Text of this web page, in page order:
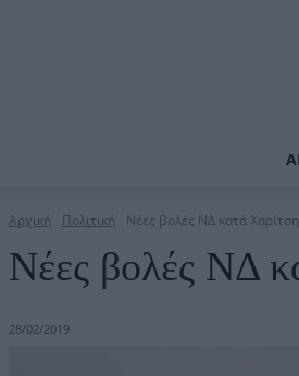
Αρχική Πολιτική Νέες βολές ΝΔ κατά
Νέες βολές ΝΔ
28/02/2019